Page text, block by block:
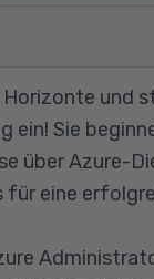
Horizonte und
ein! Sie
über Azure-
eine